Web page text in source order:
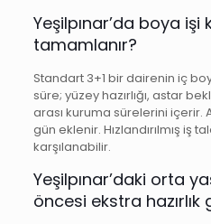
Yeşilpınar’da boya
tamamlanır?
Standart 3+1 bir dairenin iç
süre; yüzey hazırlığı, astar
arası kuruma sürelerini içerir.
gün eklenir. Hızlandırılmış iş
karşılanabilir.
Yeşilpınar’daki orta
öncesi ekstra hazırlık